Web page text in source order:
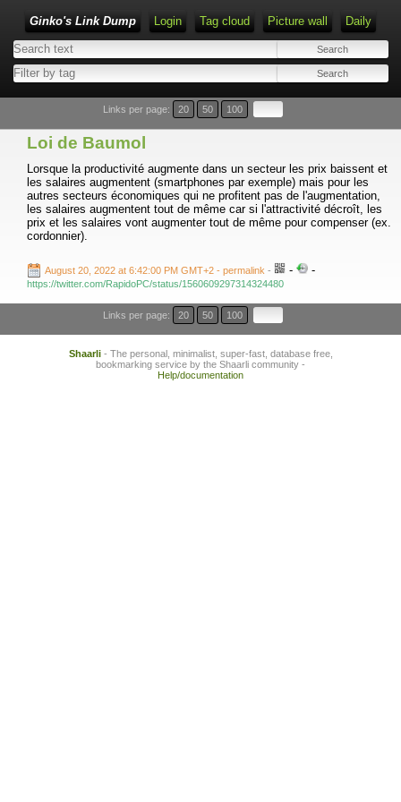
Ginko's Link Dump Login Tag cloud Picture wall Daily
Type 1 or more characters for results.
Links per page: 20 50 100
Loi de Baumol
Lorsque la productivité augmente dans un secteur les prix baissent et
les salaires augmentent (smartphones par exemple) mais pour les
autres secteurs économiques qui ne profitent pas de l'augmentation,
les salaires augmentent tout de même car si l'attractivité décroît, les
prix et les salaires vont augmenter tout de même pour compenser (ex.
cordonnier).
August 20, 2022 at 6:42:00 PM GMT+2 - permalink - - -
https://twitter.com/RapidoPC/status/1560609297314324480
Links per page: 20 50 100
Shaarli- The personal, minimalist, super-fast, database free,
bookmarking service by the Shaarli community -
Help/documentation